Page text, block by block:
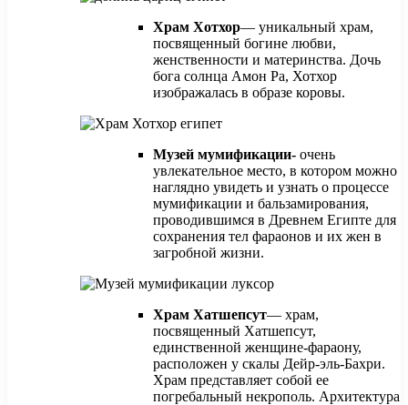
Храм Хотхор— уникальный храм,
посвященный богине любви,
женственности и материнства. Дочь
бога солнца Амон Ра, Хотхор
изображалась в образе коровы.
Музей мумификации- очень
увлекательное место, в котором можно
наглядно увидеть и узнать о процессе
мумификации и бальзамирования,
проводившимся в Древнем Египте для
сохранения тел фараонов и их жен в
загробной жизни.
Храм Хатшепсут— храм,
посвященный Хатшепсут,
единственной женщине-фараону,
расположен у скалы Дейр-эль-Бахри.
Храм представляет собой ее
погребальный некрополь. Архитектура